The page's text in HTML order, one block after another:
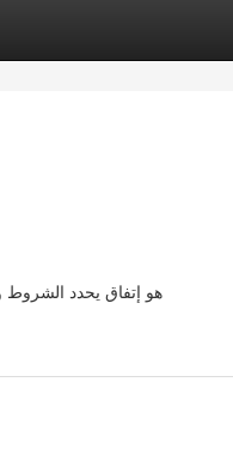
هو إتفاق يحدد الشروط